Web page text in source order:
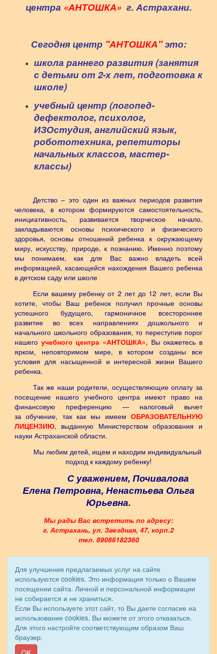
центра «АНТОШКА» г. Астрахани.
Сегодня центр "АНТОШКА"это:
школа раннего развития (занятия
с детьми от 2-х лет, подготовка к
школе)
учебный центр (логопед-
дефектолог, психолог,
ИЗОстудия, английский язык,
робототехника, репетиторы
начальных классов, мастер-
классы)
Детство – это один из важных периодов развития
человека, в котором формируются самостоятельность,
инициативность, развивается творческое начало,
закладываются основы психического и физического
здоровья, основы отношений ребенка к окружающему
миру, искусству, природе, к познанию. Именно поэтому
мы понимаем, как для Вас важно владеть всей
информацией, касающейся нахождения Вашего ребенка
в детском саду или школе
Если вашему ребенку от 2 лет до 12 лет, если Вы
хотите, чтобы Ваш ребенок получил прочные основы
успешного будущего, гармоничное всестороннее
развитие во всех направлениях дошкольного и
начального школьного образования, то переступив порог
нашего учебного центра «АНТОШКА», Вы окажетесь в
ярком, неповторимом мире, в котором созданы все
условия для насыщенной и интересной жизни Вашего
ребенка.
Так же наши родители, осуществляющие оплату за
посещение нашего учебного центра имеют право на
финансовую преференцию — налоговый вычет
за обучение, так как мы имеем ОБРАЗОВАТЕЛЬНУЮ
ЛИЦЕНЗИЮ, выданную Министерством образования и
науки Астраханской области.
Мы любим детей, ищем и находим индивидуальный
подход к каждому ребенку!
С уважением, Почивалова
Елена Петровна, Ненастьева Ольга
Юрьевна.
Мы рады Вас встретить по адресу:
г. Астрахань, ул. Звездная, 47, корп.2
тел. 89086182360
© 2013 - 2026 Школа раннего развития. Все права защищены.
Сайт создан при поддержке «
Для улучшения предлагаемых услуг на сайте
используются cookies. Это информация только о Вашем
посещении сайта. Личной и персональной информации
не собирается и не храниться.
Если Вы используете этот сайт, то Вы даете согласие на
использование cookies. Вы можете от этого отказаться.
Для этого настройте соответствующим образом Ваш
браузер.